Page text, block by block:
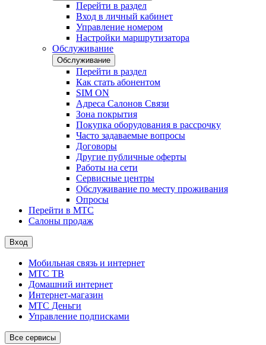
Перейти в раздел
Вход в личный кабинет
Управление номером
Настройки маршрутизатора
Обслуживание
Обслуживание
Перейти в раздел
Как стать абонентом
SIM ON
Адреса Салонов Связи
Зона покрытия
Покупка оборудования в рассрочку
Часто задаваемые вопросы
Договоры
Другие публичные оферты
Работы на сети
Сервисные центры
Обслуживание по месту проживания
Опросы
Перейти в МТС
Салоны продаж
Вход
Мобильная связь и интернет
МТС ТВ
Домашний интернет
Интернет-магазин
МТС Деньги
Управление подписками
Все сервисы